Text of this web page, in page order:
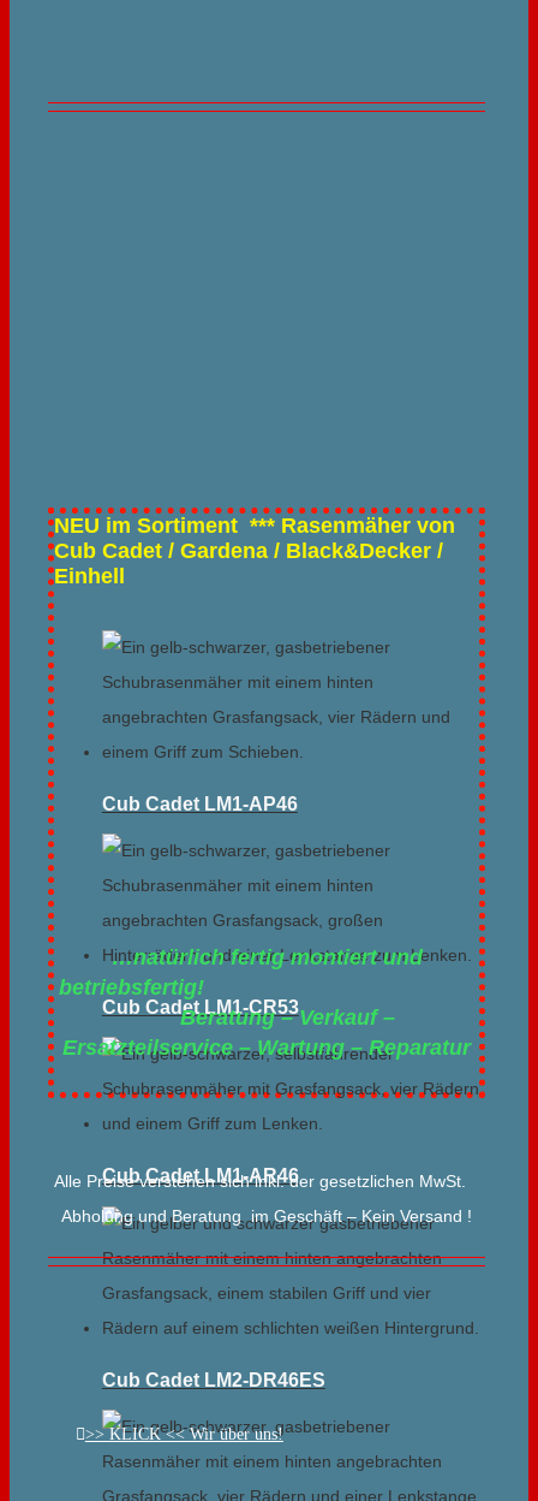
NEU im Sortiment *** Rasenmäher von
Cub Cadet / Gardena / Black&Decker /
Einhell
Cub Cadet LM1-AP46
Cub Cadet LM1-CR53
Cub Cadet LM1-AR46
Cub Cadet LM2-DR46ES
…natürlich fertig montiert und
betriebsfertig!
Beratung – Verkauf –
Ersatzteilservice – Wartung – Reparatur
Alle Preise verstehen sich inkl. der gesetzlichen MwSt.
Abholung und Beratung im Geschäft – Kein Versand !
>> KLICK << Wir über uns!